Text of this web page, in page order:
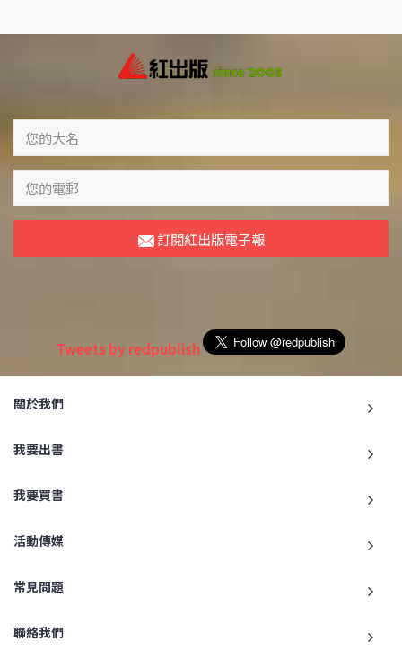
訂閱紅出版電子報
Tweets by redpublish
關於我們
我要出書
我要買書
活動傳媒
常見問題
聯絡我們